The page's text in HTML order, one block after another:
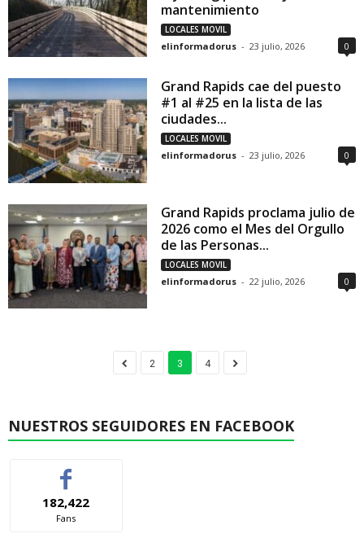
mantenimiento
LOCALES MOVIL
elinformadorus - 23 julio, 2026 0
Grand Rapids cae del puesto
#1 al #25 en la lista de las
ciudades...
LOCALES MOVIL
elinformadorus - 23 julio, 2026 0
Grand Rapids proclama julio de
2026 como el Mes del Orgullo
de las Personas...
LOCALES MOVIL
elinformadorus - 22 julio, 2026 0
2 3 4
NUESTROS SEGUIDORES EN FACEBOOK
182,422
Fans